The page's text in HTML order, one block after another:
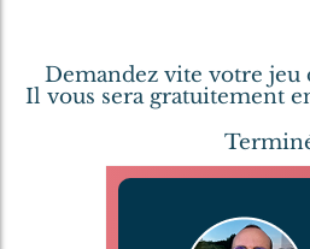
Demandez vite votre jeu
Il vous sera gratuitement